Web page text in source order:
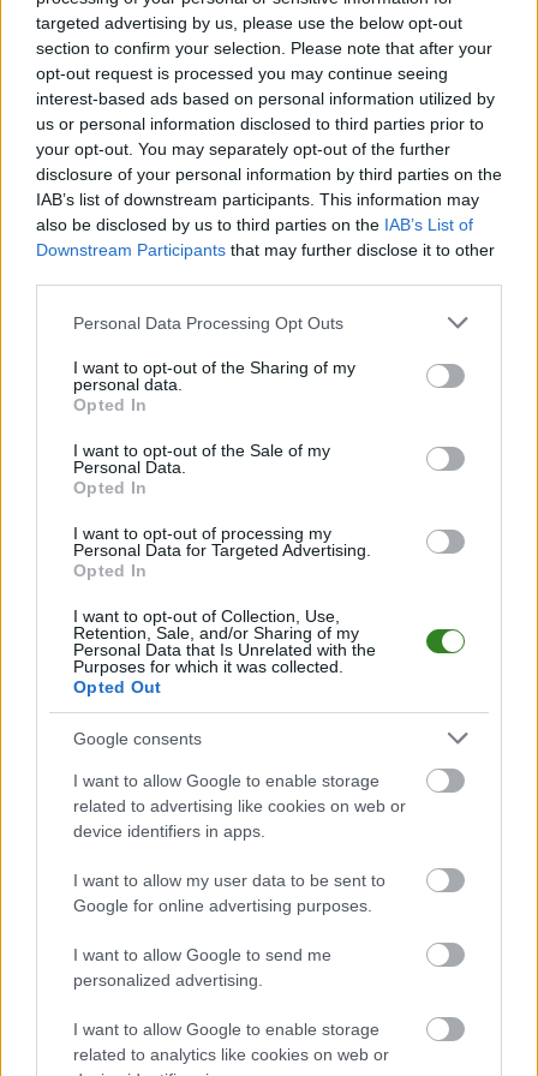
targeted advertising by us, please use the below opt-out
section to confirm your selection. Please note that after your
opt-out request is processed you may continue seeing
interest-based ads based on personal information utilized by
us or personal information disclosed to third parties prior to
your opt-out. You may separately opt-out of the further
disclosure of your personal information by third parties on the
IAB’s list of downstream participants. This information may
also be disclosed by us to third parties on the IAB’s List of
Downstream Participants that may further disclose it to other
Please note that this website/app uses one or more Google
not limited to your visit or usage behaviour. You may click to
grant or deny consent to Google and its third-party tags to
use your data for below specified purposes in below Google
consent section.
Personal Data Processing Opt Outs
I want to opt-out of the Sharing of my
personal data.
Opted In
I want to opt-out of the Sale of my
Personal Data.
Opted In
I want to opt-out of processing my
Personal Data for Targeted Advertising.
Opted In
I want to opt-out of Collection, Use,
Retention, Sale, and/or Sharing of my
Personal Data that Is Unrelated with the
Purposes for which it was collected.
Opted Out
Google consents
I want to allow Google to enable storage
related to advertising like cookies on web or
device identifiers in apps.
I want to allow my user data to be sent to
Google for online advertising purposes.
I want to allow Google to send me
personalized advertising.
I want to allow Google to enable storage
related to analytics like cookies on web or
lokalnej piłki nożnej. Jeżeli aktualnie nie widzisz tutaj danych z pewnością
pracujemy nad tym żeby je uzupełnić.
Wynik meczu Piast Nowosielce vs Cresovia Krzeczowice
Po zakończeniu spotkania automatycznie publikujemyoficjalny wynik
spotkania, a także dane meczowe, jeśli są dostępne.
Pełny harmonogram rozgrywek dostępny jest tutaj:Jarosław > Klasa A
Przeworsk - terminarz.
Informacje o składach i strzelcach
W miarę dostępności danych, publikujemyskłady wyjściowe,
aktualizujemy zależnie od poziomu ligi i dostępnych źródeł.
Śledź mecze swojej drużyny
Jeśli jesteś kibicem klubu Piast Nowosielce lub Cresovia Krzeczowice -
zaglądaj tutaj częściej. Nasz serwis regularnie dostarcza informacje o
terminach meczów, wynikach, transferach i newsach klubowych
piłkarskichw województwie. Sprawdź nasze relacje, śledź ulubioną ligę i
bądź na bieżąco z wydarzeniami z boisk!
Piast Nowosielce - Cresovia Krzeczowice
odbędzie się w
ramach 21. kolejki - Jarosław > Klasa A Przeworsk. Spotkanie zostanie
Piast Nowosielceprzystępuje do tego spotkania w roli gospodarza. Jak
drużyna radzi sobie w sezonie 2025/2026 rozgrywek Jarosław > Klasa A
Przeworsk przed własną publicznością? Na tej stronie możecie zobaczyć
tabelę uwzględniającą tylko mecze u siebie. W tabeli biorącej pod uwagę
tylko mecze wyjazdowe możecie natomiast sprawdzić jak spisuje się klub
Cresovia Krzeczowice.
Jarosław > Klasa A Przeworsk - sytuacja w tabeli
Przed meczami 21. kolejki - Jarosław > Klasa A Przeworsk gospodarze
(Piast Nowosielce) zajmują 13. miejsce
Poniżej znajdziesz także ostatnie mecze obu drużyn oraz statystyki
bramkowe.
Piast Nowosielce vs. Cresovia Krzeczowice - relacja, wynik na
żywo, transmisja
Wynik meczu Piast Nowosielce - Cresovia Krzeczowice znajdziesz na
naszej stronie zaraz po jego zakończeniu. Jeżeli szukasz informacji
meczowych, zajrzyj tutaj:Piast Nowosielce vs. Cresovia Krzeczowice
- wynik, składy, strzelcy